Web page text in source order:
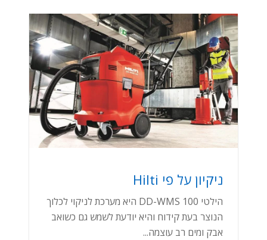
ניקיון על פי Hilti
הילטי DD-WMS 100 היא מערכת לניקוי לכלוך
הנוצר בעת קידוח והיא יודעת לשמש גם כשואב
אבק ומים רב עוצמה...